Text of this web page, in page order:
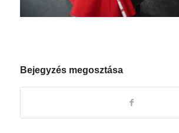
Bejegyzés megosztása